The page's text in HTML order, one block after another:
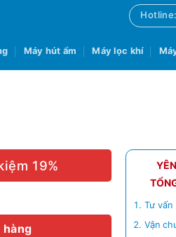
Máy hút ẩm Máy lọc khí
19%
hàng
Tư vấn
Vận